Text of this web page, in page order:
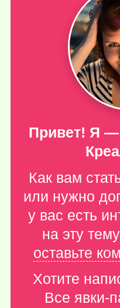
Привет! Я —
Как вам
или нужно
у вас есть
на эту
оставьте
Хотите
Все явки-